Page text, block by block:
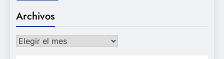
Archivos
Archivos